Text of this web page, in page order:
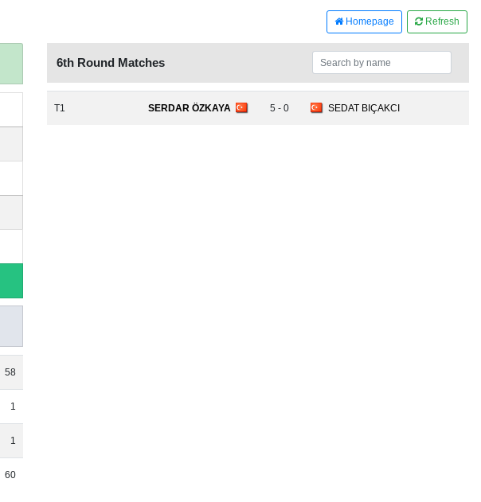
Homepage Refresh
58
1
1
60
6th Round Matches
T1 SERDAR ÖZKAYA 5 - 0 SEDAT BIÇAKCI